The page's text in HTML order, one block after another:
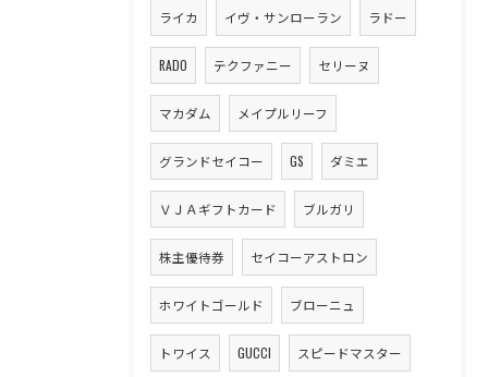
ライカ イヴ・サンローラン ラドー
RADO テクファニー セリーヌ
マカダム メイプルリーフ
グランドセイコー GS ダミエ
ＶＪＡギフトカード ブルガリ
株主優待券 セイコーアストロン
ホワイトゴールド ブローニュ
トワイス GUCCI スピードマスター